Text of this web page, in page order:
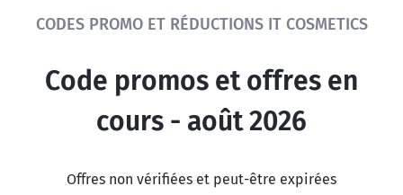
CODES PROMO ET RÉDUCTIONS IT COSMETICS
Code promos et offres en
cours - août 2026
Offres non vérifiées et peut-être expirées